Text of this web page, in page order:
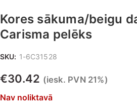
Kores sākuma/beigu
Carisma pelēks
SKU: 1-6C31528
€30.42 (iesk. PVN 21%)
Nav noliktavā